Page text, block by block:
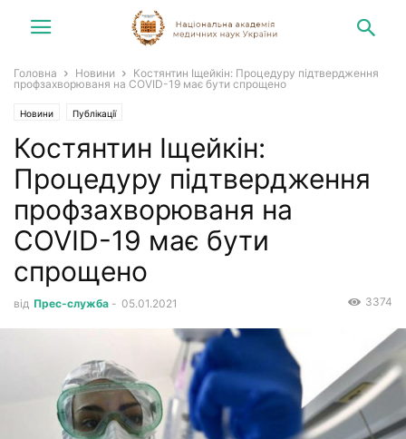
Головна Новини
Костянтин Іщейкін: Процедуру підтвердження
профзахворюваня на COVID-19 має бути спрощено
Новини Публікації
Костянтин Іщейкін:
Процедуру підтвердження
профзахворюваня на
COVID-19 має бути
спрощено
від Прес-служба - 05.01.2021 3374